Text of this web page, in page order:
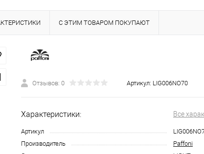
С ЭТИМ ТОВАРОМ ПОКУПАЮТ
Отзывов: 0 Артикул: LIG006NO70
Характеристики: Все
Артикул
Производитель
Paffoni